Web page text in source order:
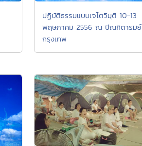
ปฏิบัติธรรมแบบเจโตวิมุติ 10-13
พฤษภาคม 2556 ณ ปัณฑิตารมย์
กรุงเทพ